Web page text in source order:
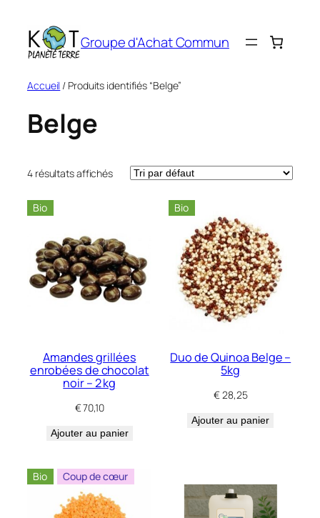
contenu
Groupe d'Achat Commun
Accueil / Produits identifiés “Belge”
Belge
4 résultats affichés
Bio
Amandes grillées
enrobées de chocolat
noir – 2 kg
€70,10
Ajouter au panier
Bio
Duo de Quinoa Belge –
5kg
€28,25
Ajouter au panier
Bio Coup de cœur